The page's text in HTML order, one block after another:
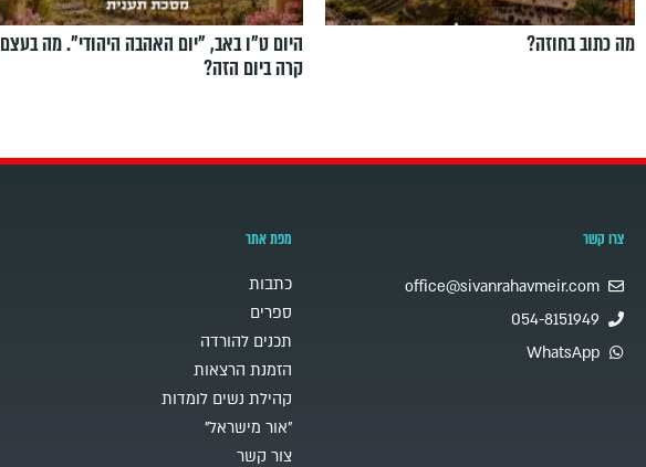
מה כתוב בחוזה?
היום ט"ו באב, ”יום האהבה היהודי". מה בעצם
קרה ביום הזה?
צרו קשר
office@sivanrahavmeir.com
054-8151949
WhatsApp
מפת אתר
כתבות
ספרים
תכנים להורדה
הזמנת הרצאות
קהילת נשים לומדות
"אור מישראל"
צור קשר